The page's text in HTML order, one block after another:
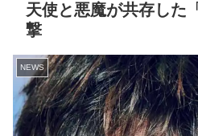
天使と悪魔が共存した
撃
NEWS